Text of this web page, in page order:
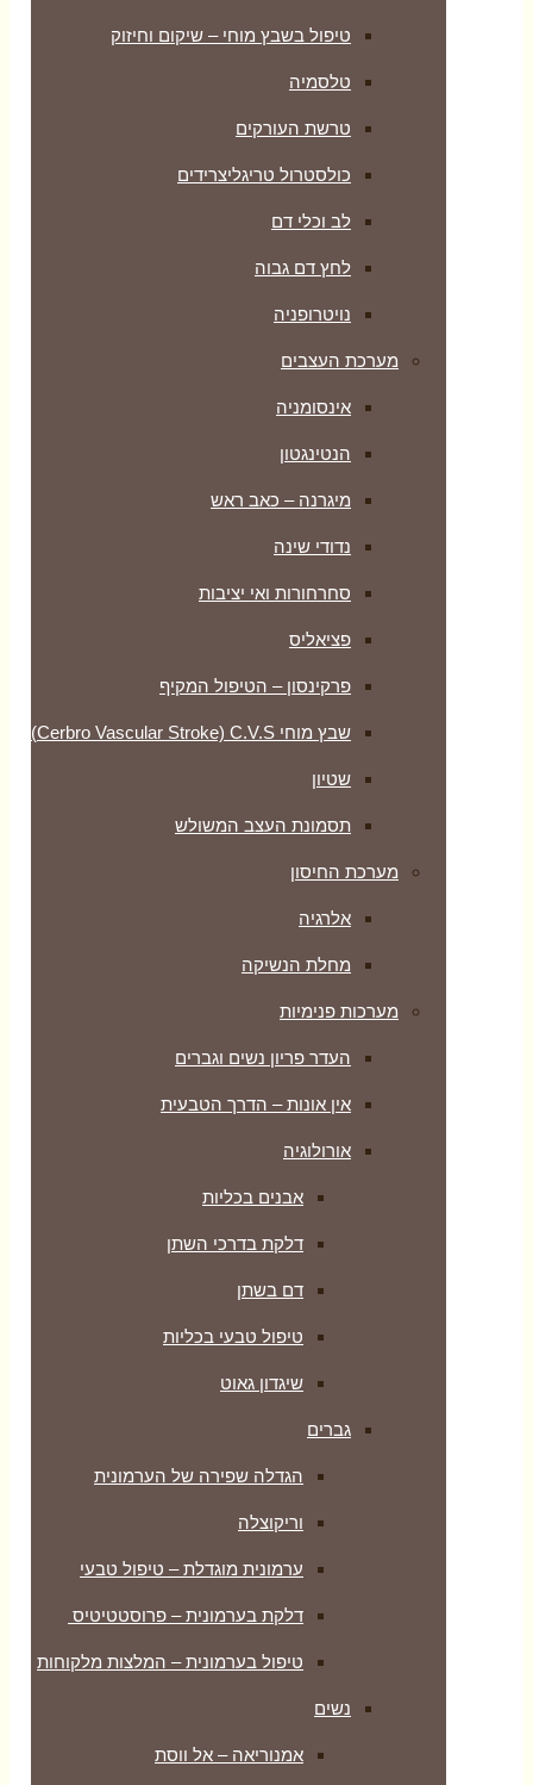
טיפול בשבץ מוחי – שיקום וחיזוק
טלסמיה
טרשת העורקים
כולסטרול טריגליצרידים
לב וכלי דם
לחץ דם גבוה
נויטרופניה
מערכת העצבים
אינסומניה
הנטינגטון
מיגרנה – כאב ראש
נדודי שינה
סחרחורות ואי יציבות
פציאליס
פרקינסון – הטיפול המקיף
שבץ מוחי Cerbro Vascular Stroke) C.V.S)
שטיון
תסמונת העצב המשולש
מערכת החיסון
אלרגיה
מחלת הנשיקה
מערכות פנימיות
העדר פריון נשים וגברים
אין אונות – הדרך הטבעית
אורולוגיה
אבנים בכליות
דלקת בדרכי השתן
דם בשתן
טיפול טבעי בכליות
שיגדון גאוט
גברים
הגדלה שפירה של הערמונית
וריקוצלה
ערמונית מוגדלת – טיפול טבעי
דלקת בערמונית – פרוסטטיטיס
טיפול בערמונית – המלצות מלקוחות
נשים
אמנוריאה – אל ווסת